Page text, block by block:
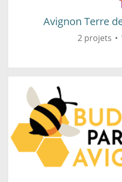
Avignon Terre
2 projets